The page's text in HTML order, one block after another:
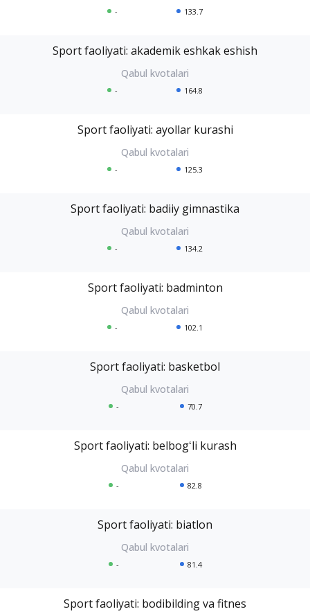
- 133.7
Sport faoliyati: akademik eshkak eshish
- 164.8
Sport faoliyati: ayollar kurashi
- 125.3
Sport faoliyati: badiiy gimnastika
- 134.2
Sport faoliyati: badminton
- 102.1
Sport faoliyati: basketbol
- 70.7
Sport faoliyati: belbogʻli kurash
- 82.8
Sport faoliyati: biatlon
- 81.4
Sport faoliyati: bodibilding va fitnes